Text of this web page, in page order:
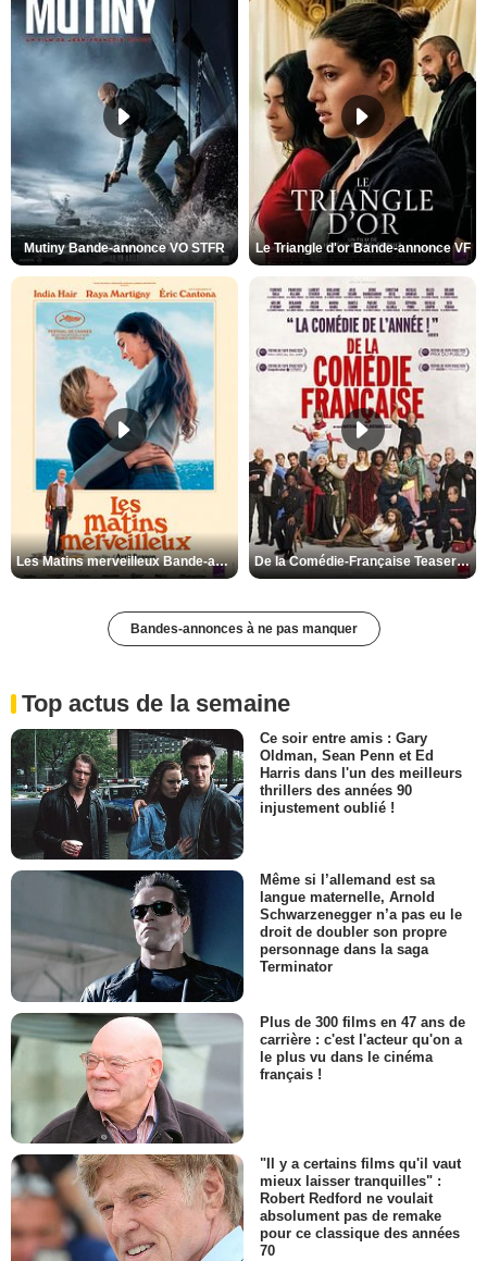
Mutiny Bande-annonce VO STFR Le Triangle d'or Bande-annonce VF
Les Matins merveilleux Bande-annonce VF De la Comédie-Française Teaser VF
Bandes-annonces à ne pas manquer
Top actus de la semaine
Ce soir entre amis : Gary
Oldman, Sean Penn et Ed
Harris dans l'un des meilleurs
thrillers des années 90
injustement oublié !
Même si l’allemand est sa
langue maternelle, Arnold
Schwarzenegger n’a pas eu le
droit de doubler son propre
personnage dans la saga
Terminator
Plus de 300 films en 47 ans de
carrière : c'est l'acteur qu'on a
le plus vu dans le cinéma
français !
"Il y a certains films qu'il vaut
mieux laisser tranquilles" :
Robert Redford ne voulait
absolument pas de remake
pour ce classique des années
70